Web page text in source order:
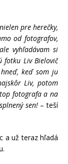
pre herečky,
od fotografov,
vyhľadávam si
Liv Bielovič
keď som ju
Liv, potom
fotografa a na
sen!– teší
a už teraz hľadá